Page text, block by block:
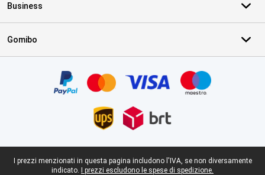
Business
Gomibo
Piè di pagina legale
I prezzi menzionati in questa pagina includono l'IVA, se non diversamente
indicato.
I prezzi escludono le spese di spedizione.